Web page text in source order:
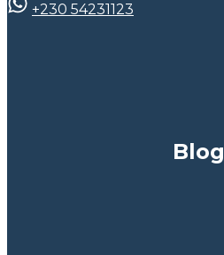
+230 54231123
Blog